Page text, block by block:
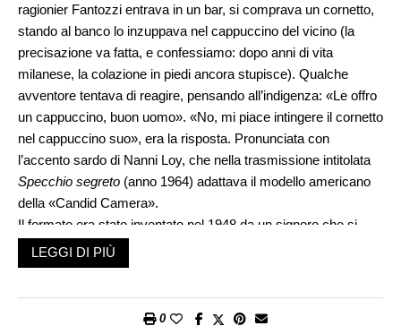
ragionier Fantozzi entrava in un bar, si comprava un cornetto,
stando al banco lo inzuppava nel cappuccino del vicino (la
precisazione va fatta, e confessiamo: dopo anni di vita
milanese, la colazione in piedi ancora stupisce). Qualche
avventore tentava di reagire, pensando all’indigenza: «Le offro
un cappuccino, buon uomo». «No, mi piace intingere il cornetto
nel cappuccino suo», era la risposta. Pronunciata con
l’accento sardo di Nanni Loy, che nella trasmissione intitolata
Specchio segreto (anno 1964) adattava il modello americano
della «Candid Camera».
Il formato era stato inventato nel 1948 da un signore che si
chiamava Allen Funt. Dalla radio, «Candid Microphone» fece
subito il grande passo verso la televisione, costruendo attorno
diresti di fronte a una donna nuda?», quando le donne nude
LEGGI DI PIÙ
0